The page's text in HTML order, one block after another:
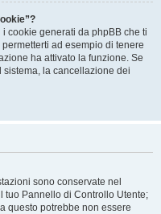
cookie generati da phpBB che ti
ad esempio di tenere
ha attivato la funzione. Se
sistema, la cancellazione dei
sono conservate nel
tuo Pannello di Controllo Utente;
questo potrebbe non essere